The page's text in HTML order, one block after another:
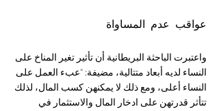
عواقب عدم المساواة
واعتبرت الباحثة البريطانية أن تأثير تغير المناخ على
النساء لديه أبعاد متتالية، مضيفة: "عبء العمل على
النساء أعلى، ومع ذلك لا يمكنهن كسب المال، لذلك
تتأثر قدرتهن على ادخار المال والاستثمار في